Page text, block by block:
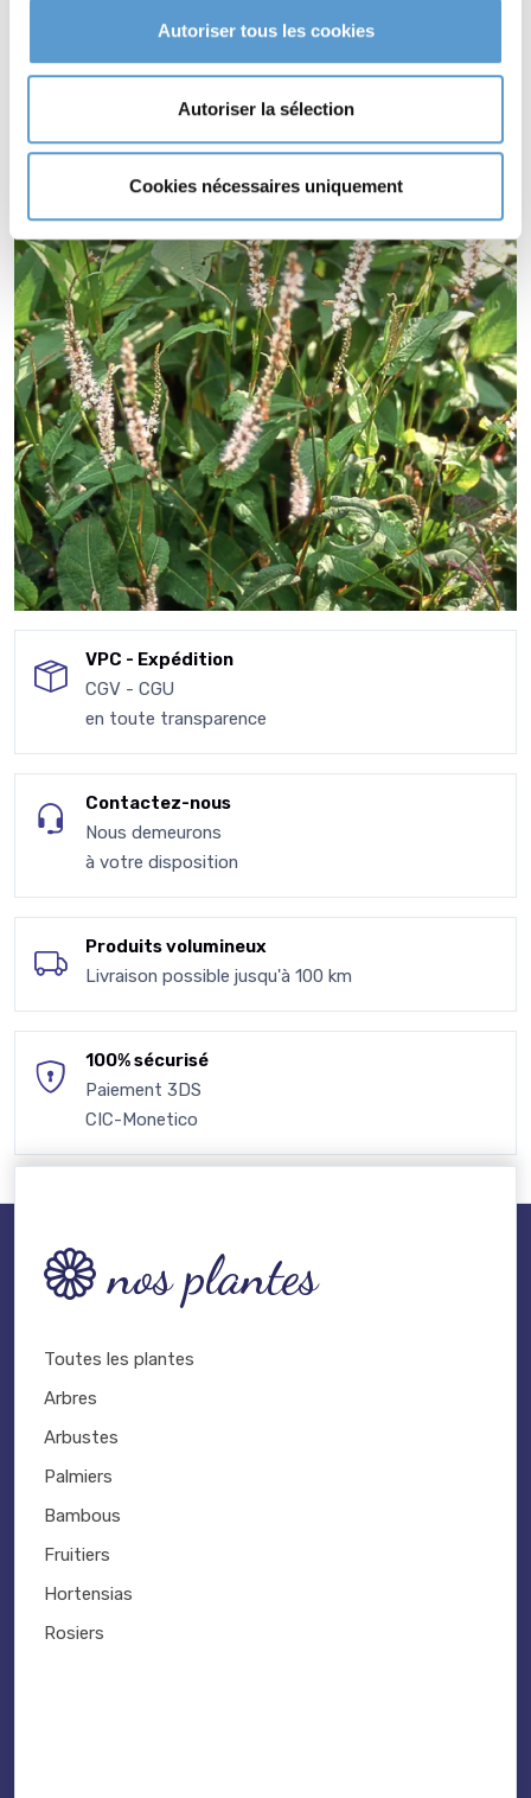
Autoriser tous les cookies
Autoriser la sélection
Cookies nécessaires uniquement
PERSICARIA amplexicaulis 'Alba' supporte le climat maritime.
PERSICARIA amplexicaulis 'Alba' supporte le vent.
VPC - Expédition
CGV - CGU
en toute transparence
Contactez-nous
Nous demeurons
à votre disposition
Produits volumineux
Livraison possible jusqu'à 100 km
100% sécurisé
Paiement 3DS
CIC-Monetico
nos plantes
Toutes les plantes
Arbres
Arbustes
Palmiers
Bambous
Fruitiers
Hortensias
Rosiers